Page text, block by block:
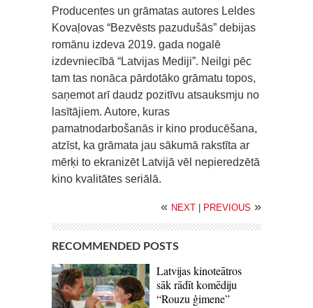
Producentes un grāmatas autores Leldes
Kovaļovas “Bezvēsts pazudušās” debijas
romānu izdeva 2019. gada nogalē
izdevniecībā “Latvijas Mediji”. Neilgi pēc
tam tas nonāca pārdotāko grāmatu topos,
saņemot arī daudz pozitīvu atsauksmju no
lasītājiem. Autore, kuras
pamatnodarbošanās ir kino producēšana,
atzīst, ka grāmata jau sākumā rakstīta ar
mērķi to ekranizēt Latvijā vēl nepieredzētā
kino kvalitātes seriālā.
« NEXT PREVIOUS »
RECOMMENDED POSTS
Latvijas kinoteātros
sāk rādīt komēdiju
“Rouzu ģimene”